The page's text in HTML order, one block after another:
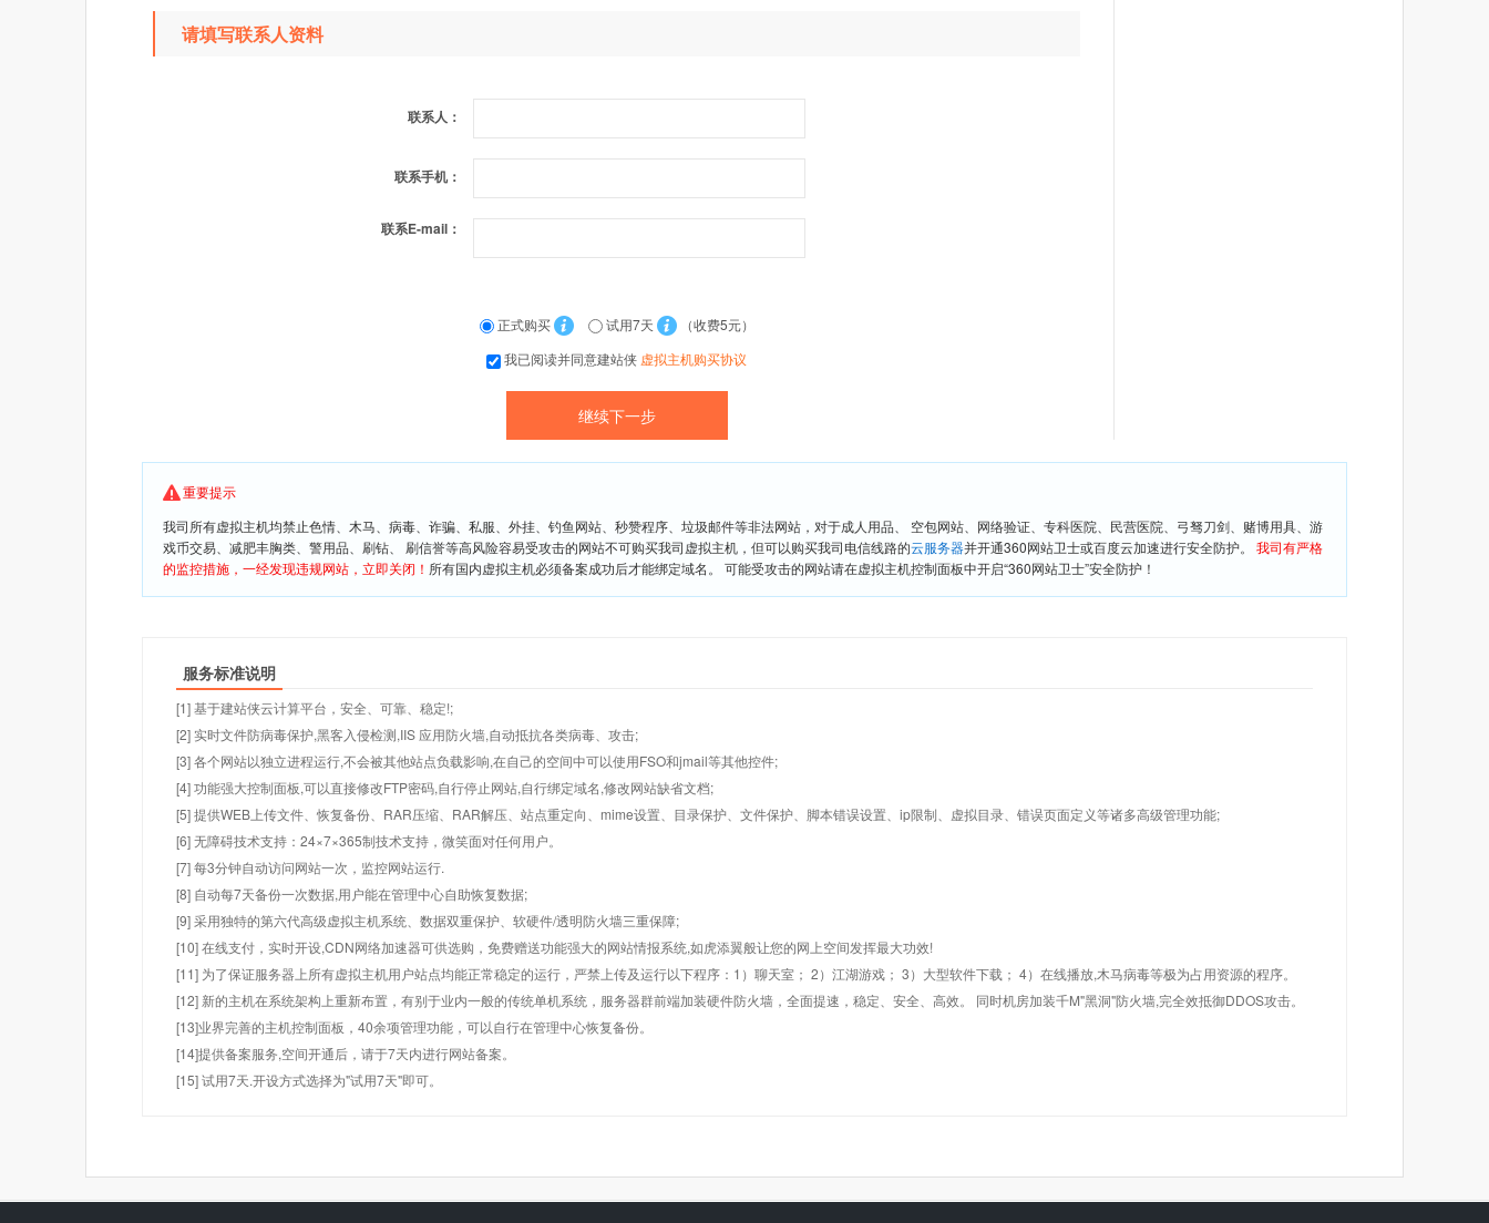
请填写联系人资料
联系人：
联系手机：
联系E-mail：
正式购买 试用7天
（收费5元）
我已阅读并同意建站侠 虚拟主机购买协议
重要提示
我司所有虚拟主机均禁止色情、木马、病毒、诈骗、私服、外挂、钓鱼网站、秒赞程序、垃圾邮件等非法网站，对于成人用品、 空包网站、网络验证、专科医院、民营医院、弓驽刀剑、赌博用具、游
戏币交易、减肥丰胸类、警用品、刷钻、 刷信誉等高风险容易受攻击的网站不可购买我司虚拟主机，但可以购买我司电信线路的云服务器并开通360网站卫士或百度云加速进行安全防护。 我司有严格
的监控措施，一经发现违规网站，立即关闭！ 所有国内虚拟主机必须备案成功后才能绑定域名。 可能受攻击的网站请在虚拟主机控制面板中开启“360网站卫士”安全防护！
服务标准说明
[1] 基于建站侠云计算平台，安全、可靠、稳定!;
[2] 实时文件防病毒保护,黑客入侵检测,IIS 应用防火墙,自动抵抗各类病毒、攻击;
[3] 各个网站以独立进程运行,不会被其他站点负载影响,在自己的空间中可以使用FSO和jmail等其他控件;
[4] 功能强大控制面板,可以直接修改FTP密码,自行停止网站,自行绑定域名,修改网站缺省文档;
[5] 提供WEB上传文件、恢复备份、RAR压缩、RAR解压、站点重定向、mime设置、目录保护、文件保护、脚本错误设置、ip限制、虚拟目录、错误页面定义等诸多高级管理功能;
[6] 无障碍技术支持：24×7×365制技术支持，微笑面对任何用户。
[7] 每3分钟自动访问网站一次，监控网站运行.
[8] 自动每7天备份一次数据,用户能在管理中心自助恢复数据;
[9] 采用独特的第六代高级虚拟主机系统、数据双重保护、软硬件/透明防火墙三重保障;
[10] 在线支付，实时开设,CDN网络加速器可供选购，免费赠送功能强大的网站情报系统,如虎添翼般让您的网上空间发挥最大功效!
[11] 为了保证服务器上所有虚拟主机用户站点均能正常稳定的运行，严禁上传及运行以下程序：1）聊天室； 2）江湖游戏； 3）大型软件下载； 4）在线播放,木马病毒等极为占用资源的程序。
[12] 新的主机在系统架构上重新布置，有别于业内一般的传统单机系统，服务器群前端加装硬件防火墙，全面提速，稳定、安全、高效。 同时机房加装千M"黑洞"防火墙,完全效抵御DDOS攻击。
[13]业界完善的主机控制面板，40余项管理功能，可以自行在管理中心恢复备份。
[14]提供备案服务,空间开通后，请于7天内进行网站备案。
[15] 试用7天.开设方式选择为"试用7天"即可。